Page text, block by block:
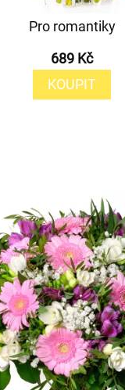
Pro romantiky
689 Kč
KOUPIT